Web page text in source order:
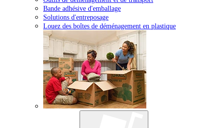
Bande adhésive d'emballage
Solutions d'entreposage
Louez des boîtes de déménagement en plastique